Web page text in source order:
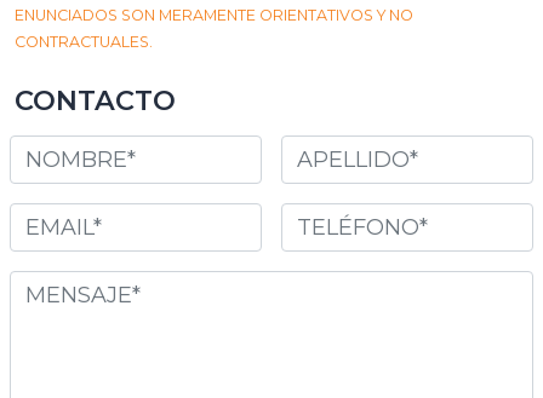
ENUNCIADOS SON MERAMENTE ORIENTATIVOS Y NO
CONTRACTUALES.
CONTACTO